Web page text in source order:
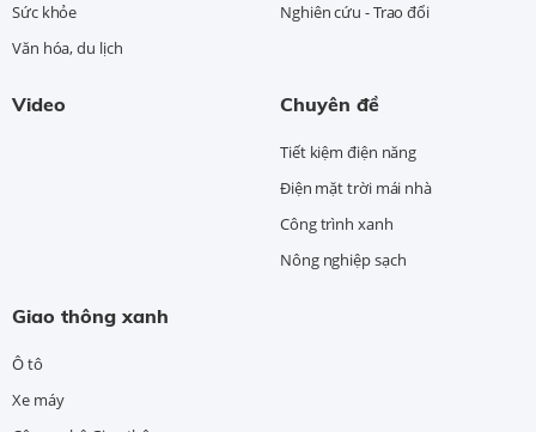
Sức khỏe
Văn hóa, du lịch
Nghiên cứu - Trao đổi
Video Chuyên đề
Tiết kiệm điện năng
Điện mặt trời mái nhà
Công trình xanh
Nông nghiệp sạch
Giao thông xanh
Ô tô
Xe máy